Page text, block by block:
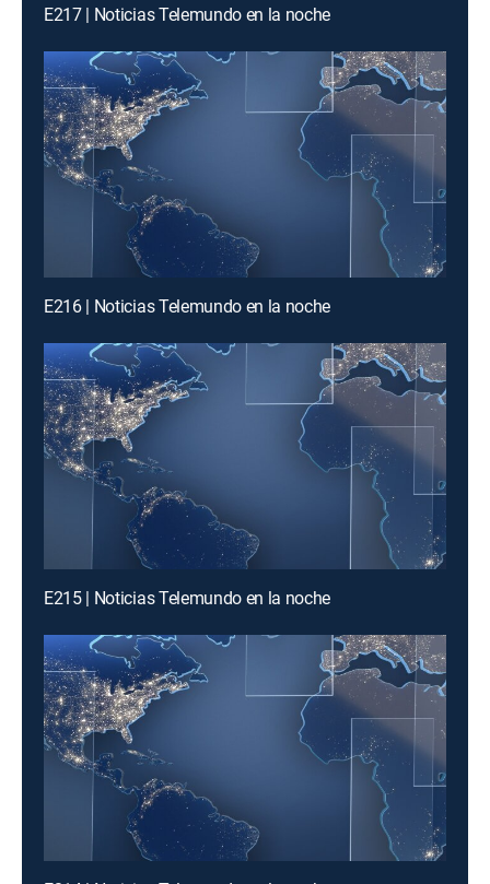
E217 | Noticias Telemundo en la noche
E216 | Noticias Telemundo en la noche
E215 | Noticias Telemundo en la noche